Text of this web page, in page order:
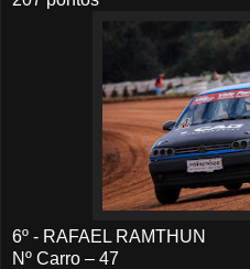
6º - RAFAEL RAMTHUN
Nº Carro – 47